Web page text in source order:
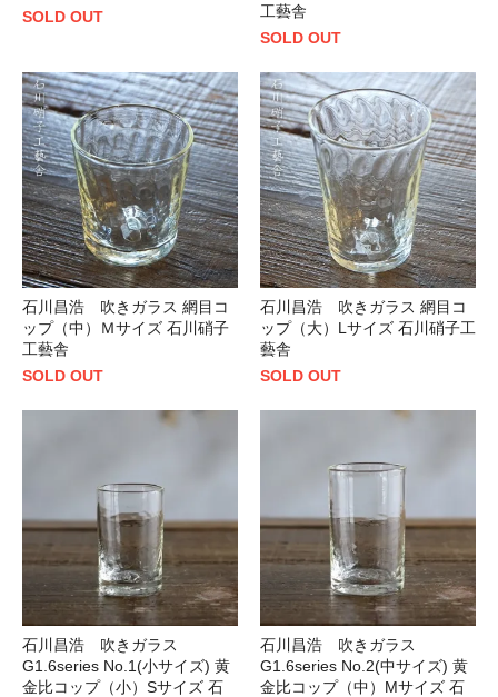
SOLD OUT
工藝舎
SOLD OUT
石川昌浩 吹きガラス 網目コ
ップ（中）Ｍサイズ 石川硝子
工藝舎
SOLD OUT
石川昌浩 吹きガラス 網目コ
ップ（大）Lサイズ 石川硝子工
藝舎
SOLD OUT
石川昌浩 吹きガラス
G1.6series No.1(小サイズ) 黄
金比コップ（小）Sサイズ 石
石川昌浩 吹きガラス
G1.6series No.2(中サイズ) 黄
金比コップ（中）Mサイズ 石